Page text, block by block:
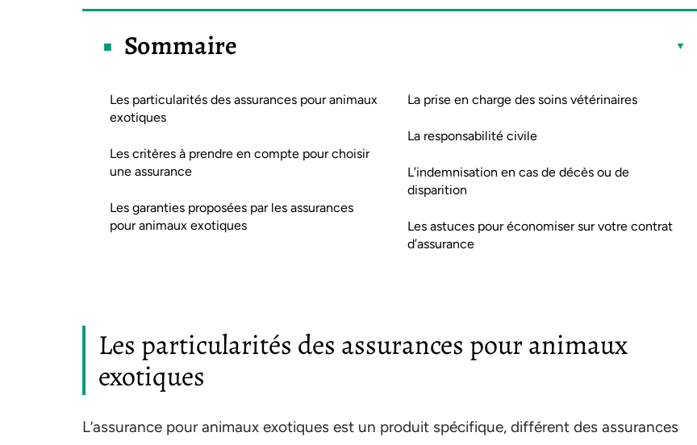
Sommaire
Les particularités des assurances pour animaux
exotiques
Les critères à prendre en compte pour choisir
une assurance
Les garanties proposées par les assurances
pour animaux exotiques
La prise en charge des soins vétérinaires
La responsabilité civile
L’indemnisation en cas de décès ou de
disparition
Les astuces pour économiser sur votre contrat
d’assurance
Les particularités des assurances pour animaux
exotiques
L’assurance pour animaux exotiques est un produit spécifique, différent des assurances